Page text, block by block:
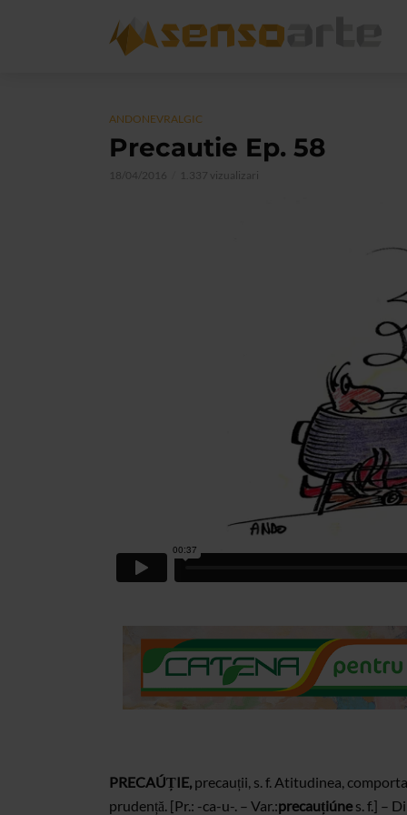
ANDONEVRALGIC
Precautie Ep. 58
18/04/2016 1.337 vizualizari
PRECAÚȚIE, precauții, s. f. Atitudinea,
prudență. [Pr.: -ca-u-. – Var.:precauțiúne s. f.] –